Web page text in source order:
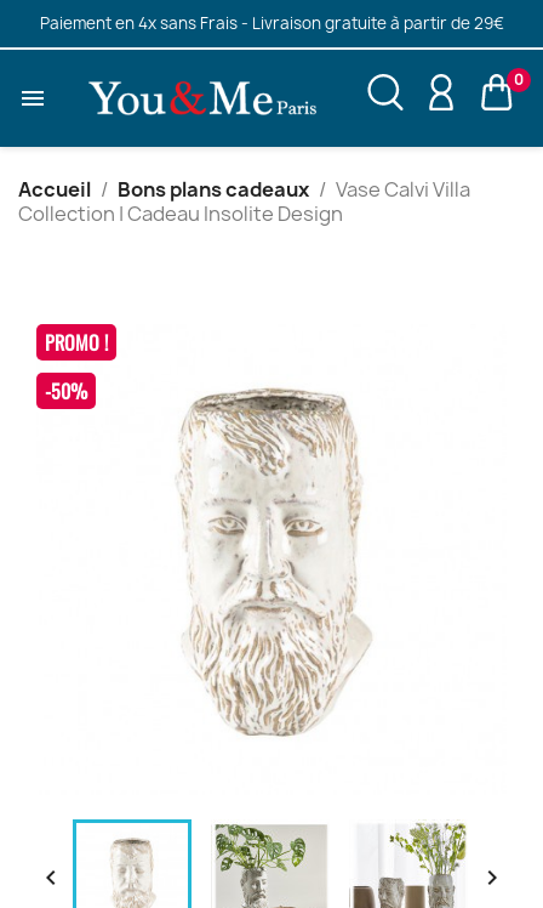
Paiement en 4x sans Frais - Livraison gratuite à partir de 29€

0
Accueil Bons plans cadeaux
Vase Calvi Villa
Collection | Cadeau Insolite Design
PROMO !
-50%
 